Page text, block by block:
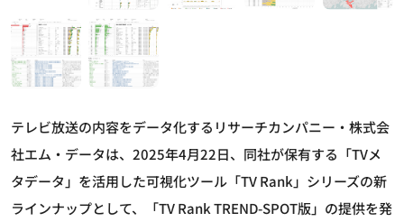
テレビ放送の内容をデータ化するリサーチカンパニー・株式会
社エム・データは、2025年4月22日、同社が保有する「TVメ
タデータ」を活用した可視化ツール「TV Rank」シリーズの新
ラインナップとして、「TV Rank TREND-SPOT版」の提供を発